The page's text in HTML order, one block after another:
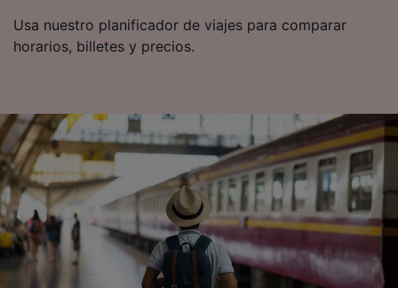
Usa nuestro planificador de viajes para comparar
horarios, billetes y precios.